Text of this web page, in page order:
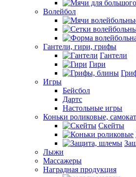
Волейбол
Гантели, гири, грифы
Гантели
Гири
Игры
Бейсбол
Дартс
Настольные игры
Коньки роликовые,
Скейты
Лыжи
Массажеры
Наградная продукция